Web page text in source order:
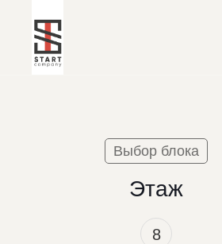
Выбор блока
Этаж
8